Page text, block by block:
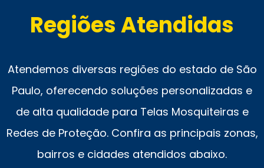
Regiões Atendidas
Atendemos diversas regiões do estado de São
Paulo, oferecendo soluções personalizadas e
de alta qualidade para Telas Mosquiteiras e
Redes de Proteção. Confira as principais zonas,
bairros e cidades atendidos abaixo.